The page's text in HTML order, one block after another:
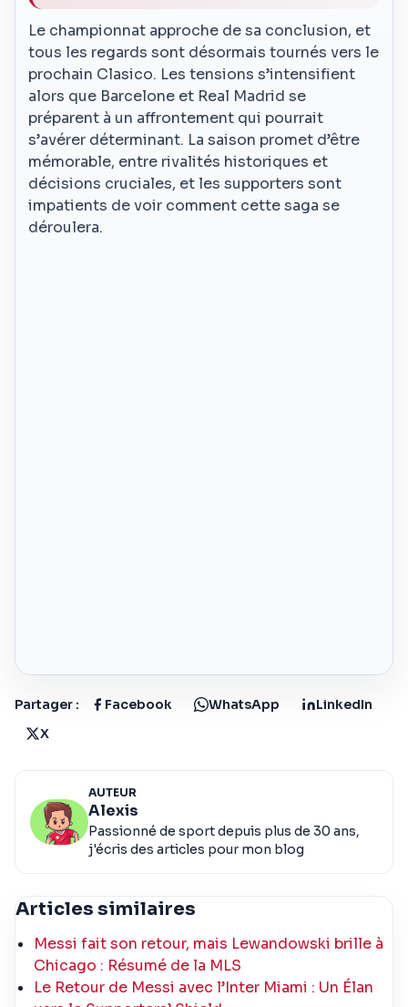
Le championnat approche de sa conclusion, et
tous les regards sont désormais tournés vers le
prochain Clasico. Les tensions s’intensifient
alors que Barcelone et Real Madrid se
préparent à un affrontement qui pourrait
s’avérer déterminant. La saison promet d’être
mémorable, entre rivalités historiques et
décisions cruciales, et les supporters sont
impatients de voir comment cette saga se
déroulera.
Partager : Facebook WhatsApp
LinkedIn
X
AUTEUR
Alexis
Passionné de sport depuis plus de 30 ans,
j'écris des articles pour mon blog
Articles similaires
Messi fait son retour, mais Lewandowski brille à
Chicago : Résumé de la MLS
Le Retour de Messi avec l’Inter Miami : Un Élan